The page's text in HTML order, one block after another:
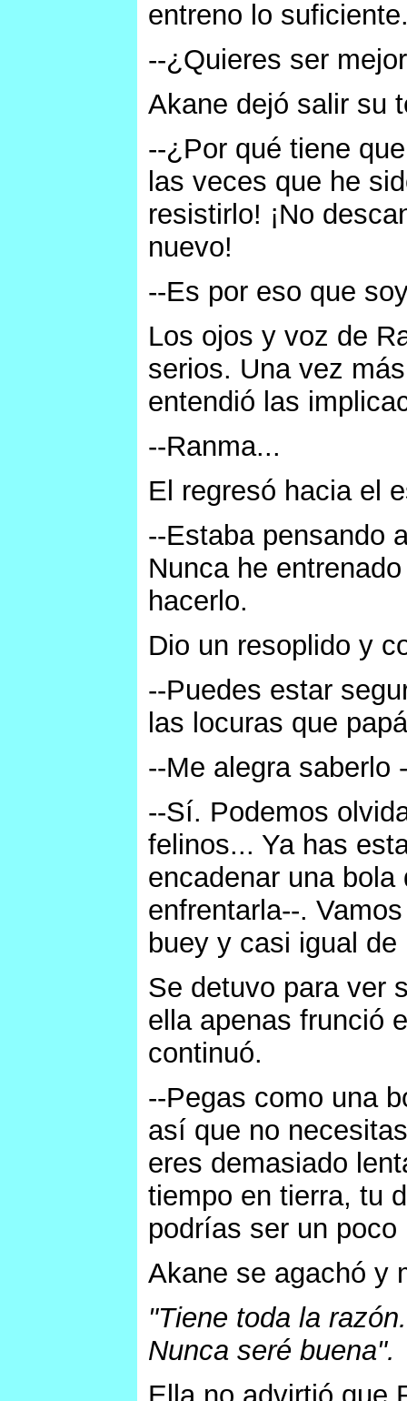
entreno lo
--¿Quieres ser
Akane dejó salir su
--¿Por qué tiene
las veces que he
resistirlo! ¡No
nuevo!
--Es por eso que
Los ojos y voz de
serios. Una vez
entendió las
--Ranma...
El regresó hacia el
--Estaba pensando
Nunca he
hacerlo.
Dio un resoplido y
--Puedes estar
las locuras que
--Me alegra saberlo
--Sí. Podemos
felinos... Ya has
encadenar una
enfrentarla--.
buey y casi igual de
Se detuvo para ver
ella apenas frunció
continuó.
--Pegas como una
así que no
eres demasiado
tiempo en tierra, tu
podrías ser un poco
Akane se agachó y
"Tiene toda la
Nunca seré buena".